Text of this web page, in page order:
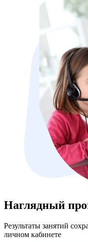
Наглядный
Результаты занятий
личном кабинете